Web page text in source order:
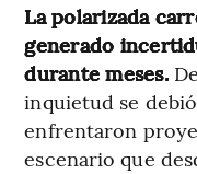
La polarizada
generado
durante meses.
inquietud se
enfrentaron
escenario que